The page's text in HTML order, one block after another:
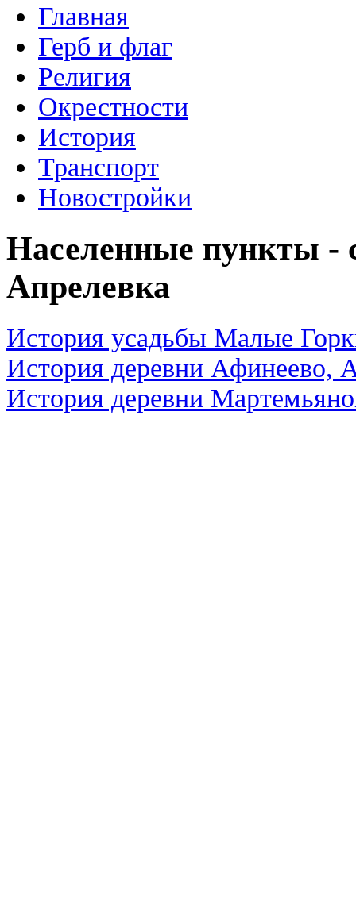
Главная
Герб и флаг
Религия
Окрестности
История
Транспорт
Новостройки
Населенные пункты -
Апрелевка
История усадьбы Малые
История деревни Афинеево,
История деревни